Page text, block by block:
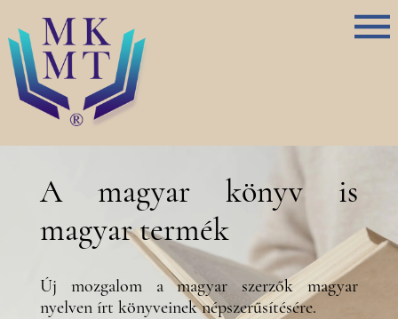
A magyar könyv is
magyar termék
Új mozgalom a magyar szerzők magyar
nyelven írt könyveinek népszerűsítésére.